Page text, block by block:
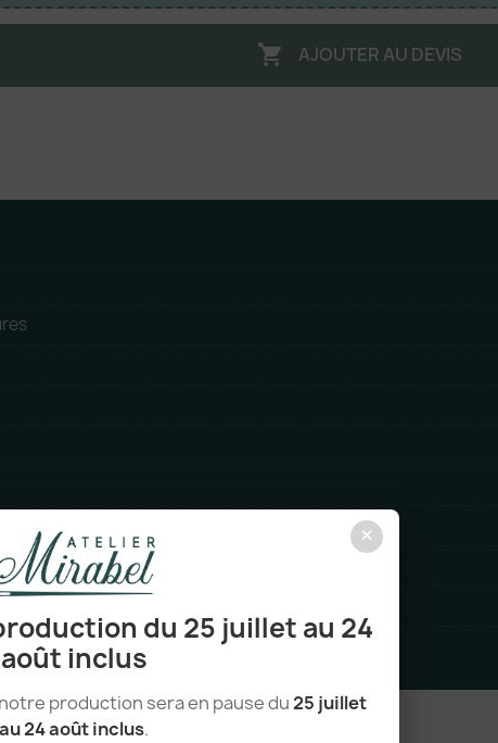
×
du 25 juillet au 24
août inclus
production sera en pause du25 juillet
au 24 août inclus.
 AJOUTER AU DEVIS
Distribution Logistique, Industrie Sécurité BTP